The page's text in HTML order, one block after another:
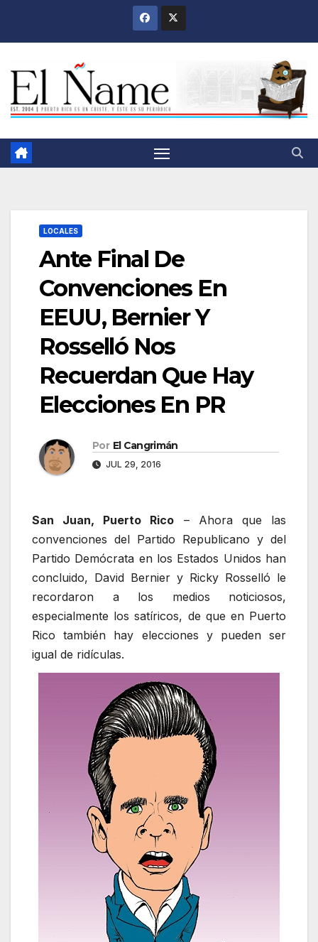
LOCALES
Ante Final De
Convenciones En
EEUU, Bernier Y
Rosselló Nos
Recuerdan Que Hay
Elecciones En PR
Por El Cangrimán
JUL 29, 2016
San Juan, Puerto Rico – Ahora que las
convenciones del Partido Republicano y del
Partido Demócrata en los Estados Unidos han
concluido, David Bernier y Ricky Rosselló le
recordaron a los medios noticiosos,
especialmente los satíricos, de que en Puerto
Rico también hay elecciones y pueden ser
igual de ridículas.